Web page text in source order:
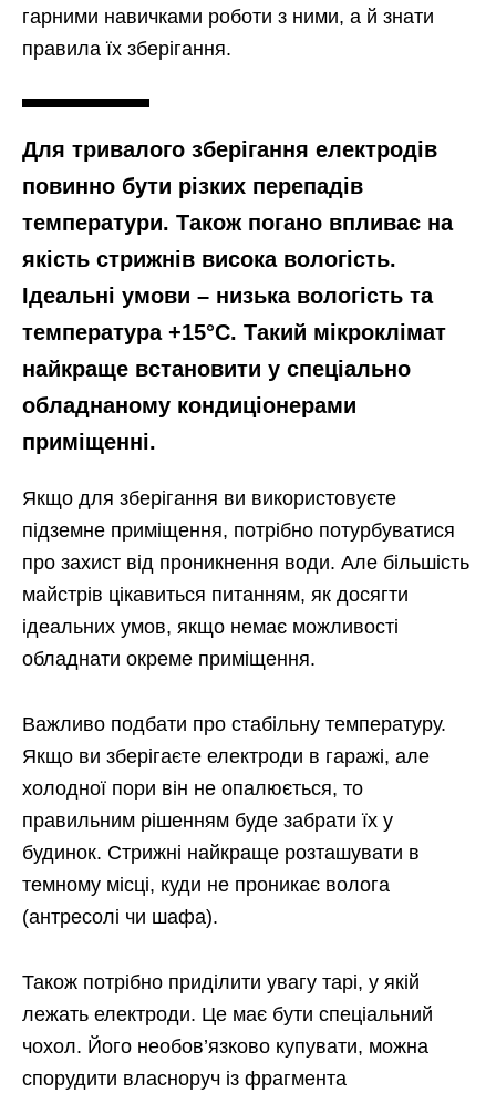
гарними навичками роботи з ними, а й знати
правила їх зберігання.
Для тривалого зберігання електродів
повинно бути різких перепадів
температури. Також погано впливає на
якість стрижнів висока вологість.
Ідеальні умови – низька вологість та
температура +15°C. Такий мікроклімат
найкраще встановити у спеціально
обладнаному кондиціонерами
приміщенні.
Якщо для зберігання ви використовуєте
підземне приміщення, потрібно потурбуватися
про захист від проникнення води. Але більшість
майстрів цікавиться питанням, як досягти
ідеальних умов, якщо немає можливості
обладнати окреме приміщення.
Важливо подбати про стабільну температуру.
Якщо ви зберігаєте електроди в гаражі, але
холодної пори він не опалюється, то
правильним рішенням буде забрати їх у
будинок. Стрижні найкраще розташувати в
темному місці, куди не проникає волога
(антресолі чи шафа).
Також потрібно приділити увагу тарі, у якій
лежать електроди. Це має бути спеціальний
чохол. Його необов’язково купувати, можна
спорудити власноруч із фрагмента